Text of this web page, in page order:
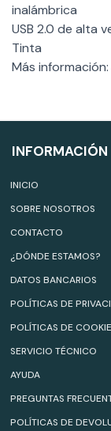
inalámbrica
USB 2.0 de alta
Tinta
Más
INFORMACIÓN
INICIO
SOBRE NOSOTROS
CONTACTO
¿DÓNDE ESTAMOS?
DATOS BANCARIOS
POLÍTICAS DE
POLÍTICAS DE
SERVICIO TÉCNICO
AYUDA
PREGUNTAS
POLÍTICAS DE